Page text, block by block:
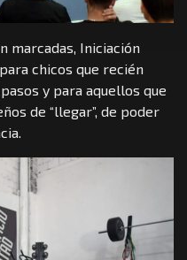
marcadas, Iniciación
chicos que recién
y para aquellos que
de “llegar”, de poder